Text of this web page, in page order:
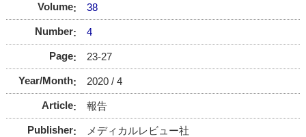
Volume 38
Number 4
Page 23-27
Year/Month 2020 / 4
Article 報告
Publisher メディカルレビュー社